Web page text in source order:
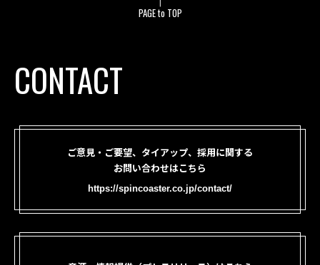
PAGE to TOP
CONTACT
ご意見・ご要望、タイアップ、採用に関する
お問い合わせはこちら
https://spincoaster.co.jp/contact/